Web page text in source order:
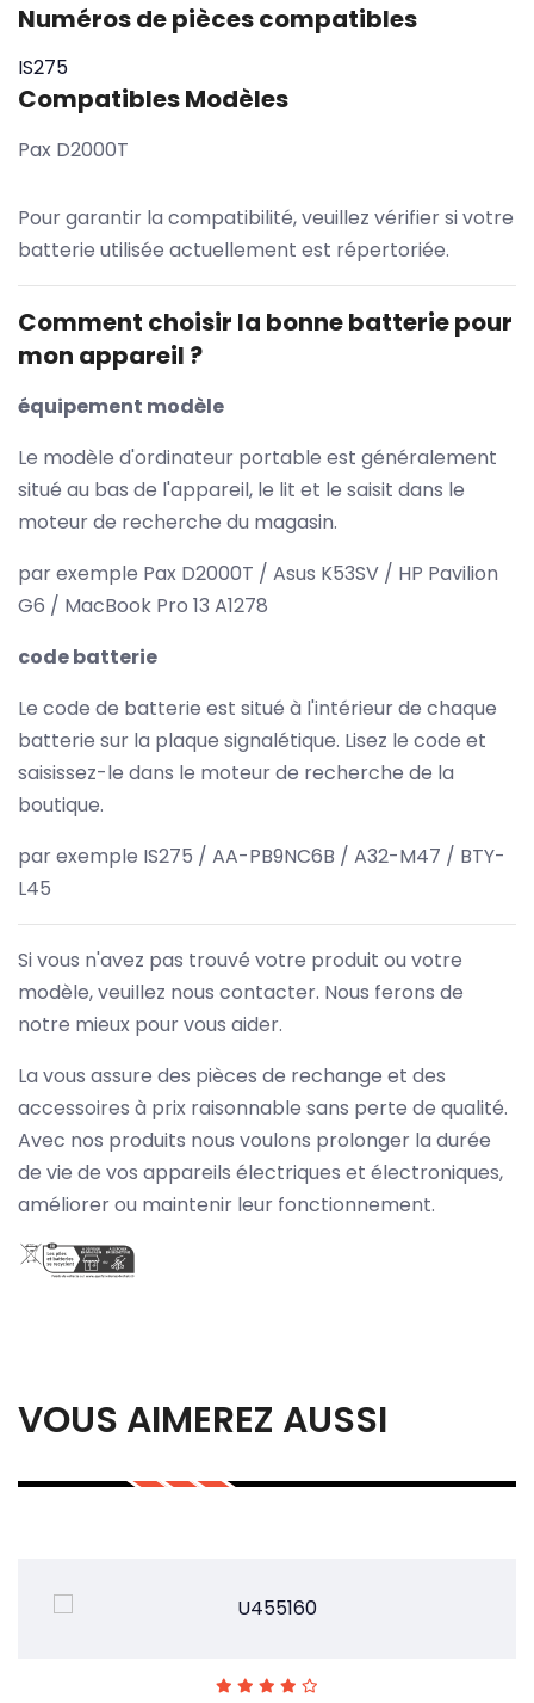
Numéros de pièces compatibles
IS275
Compatibles Modèles
Pax D2000T
Pour garantir la compatibilité, veuillez vérifier si votre
batterie utilisée actuellement est répertoriée.
Comment choisir la bonne batterie pour
mon appareil ?
équipement modèle
Le modèle d'ordinateur portable est généralement
situé au bas de l'appareil, le lit et le saisit dans le
moteur de recherche du magasin.
par exemple Pax D2000T / Asus K53SV / HP Pavilion
G6 / MacBook Pro 13 A1278
code batterie
Le code de batterie est situé à l'intérieur de chaque
batterie sur la plaque signalétique. Lisez le code et
saisissez-le dans le moteur de recherche de la
boutique.
par exemple IS275 / AA-PB9NC6B / A32-M47 / BTY-
L45
Si vous n'avez pas trouvé votre produit ou votre
modèle, veuillez nous contacter. Nous ferons de
notre mieux pour vous aider.
La vous assure des pièces de rechange et des
accessoires à prix raisonnable sans perte de qualité.
Avec nos produits nous voulons prolonger la durée
de vie de vos appareils électriques et électroniques,
améliorer ou maintenir leur fonctionnement.
VOUS AIMEREZ AUSSI